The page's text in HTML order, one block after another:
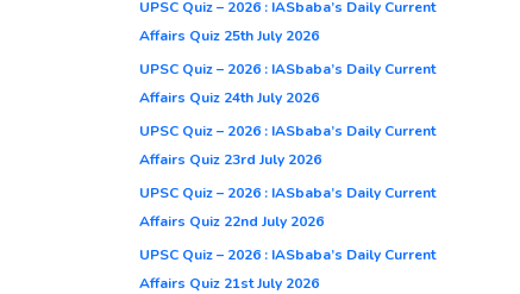
UPSC Quiz – 2026 : IASbaba’s Daily Current
Affairs Quiz 25th July 2026
UPSC Quiz – 2026 : IASbaba’s Daily Current
Affairs Quiz 24th July 2026
UPSC Quiz – 2026 : IASbaba’s Daily Current
Affairs Quiz 23rd July 2026
UPSC Quiz – 2026 : IASbaba’s Daily Current
Affairs Quiz 22nd July 2026
UPSC Quiz – 2026 : IASbaba’s Daily Current
Affairs Quiz 21st July 2026